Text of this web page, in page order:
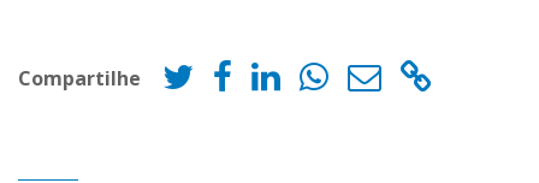
Compartilhe